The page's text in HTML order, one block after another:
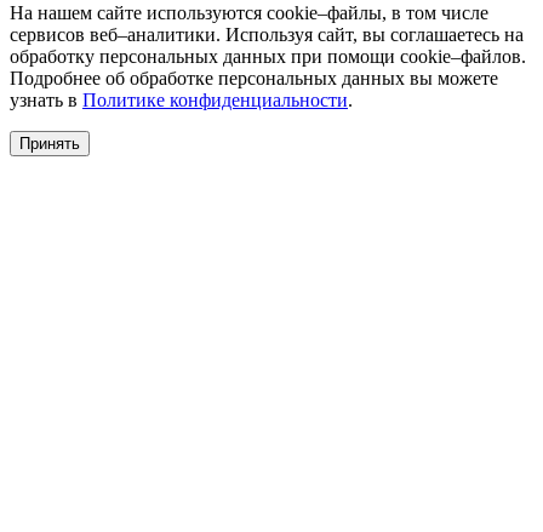
На нашем сайте используются cookie–файлы, в том числе
сервисов веб–аналитики. Используя сайт, вы соглашаетесь на
обработку персональных данных при помощи cookie–файлов.
Подробнее об обработке персональных данных вы можете
узнать в Политике конфиденциальности.
Принять